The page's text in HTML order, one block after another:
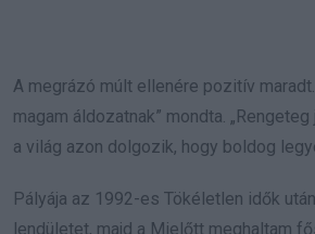
A megrázó múlt ellenére pozitív
magam áldozatnak” mondta.
a világ azon dolgozik, hogy boldog
Pályája az 1992-es Tökéletlen idők
lendületet, majd a Mielőtt meghaltam